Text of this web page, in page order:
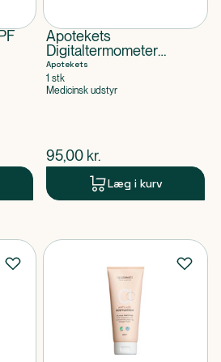
Apotekets
Digitaltermometer
Eksklusiv
Apotekets
1 stk
Medicinsk udstyr
$nuværende pris
95,00 kr.
Læg i kurv